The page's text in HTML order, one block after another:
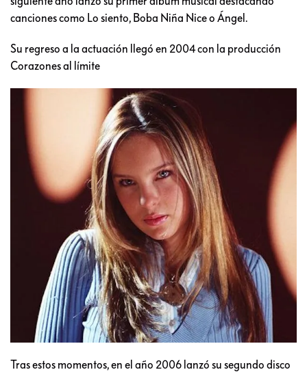
canciones como Lo siento, Boba Niña Nice o Ángel.
Su regreso a la actuación llegó en 2004 con la producción
Corazones al límite
Tras estos momentos, en el año 2006 lanzó su segundo disco